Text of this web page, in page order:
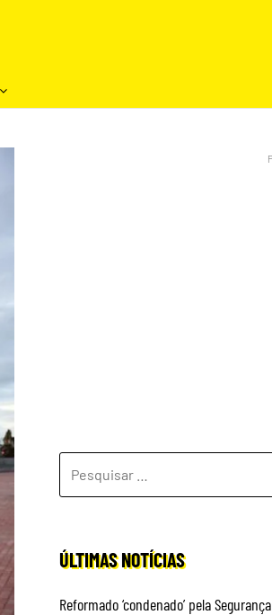
POR:
ÚLTIMAS NOTÍCIAS
Reformado ‘condenado’ pela Segurança